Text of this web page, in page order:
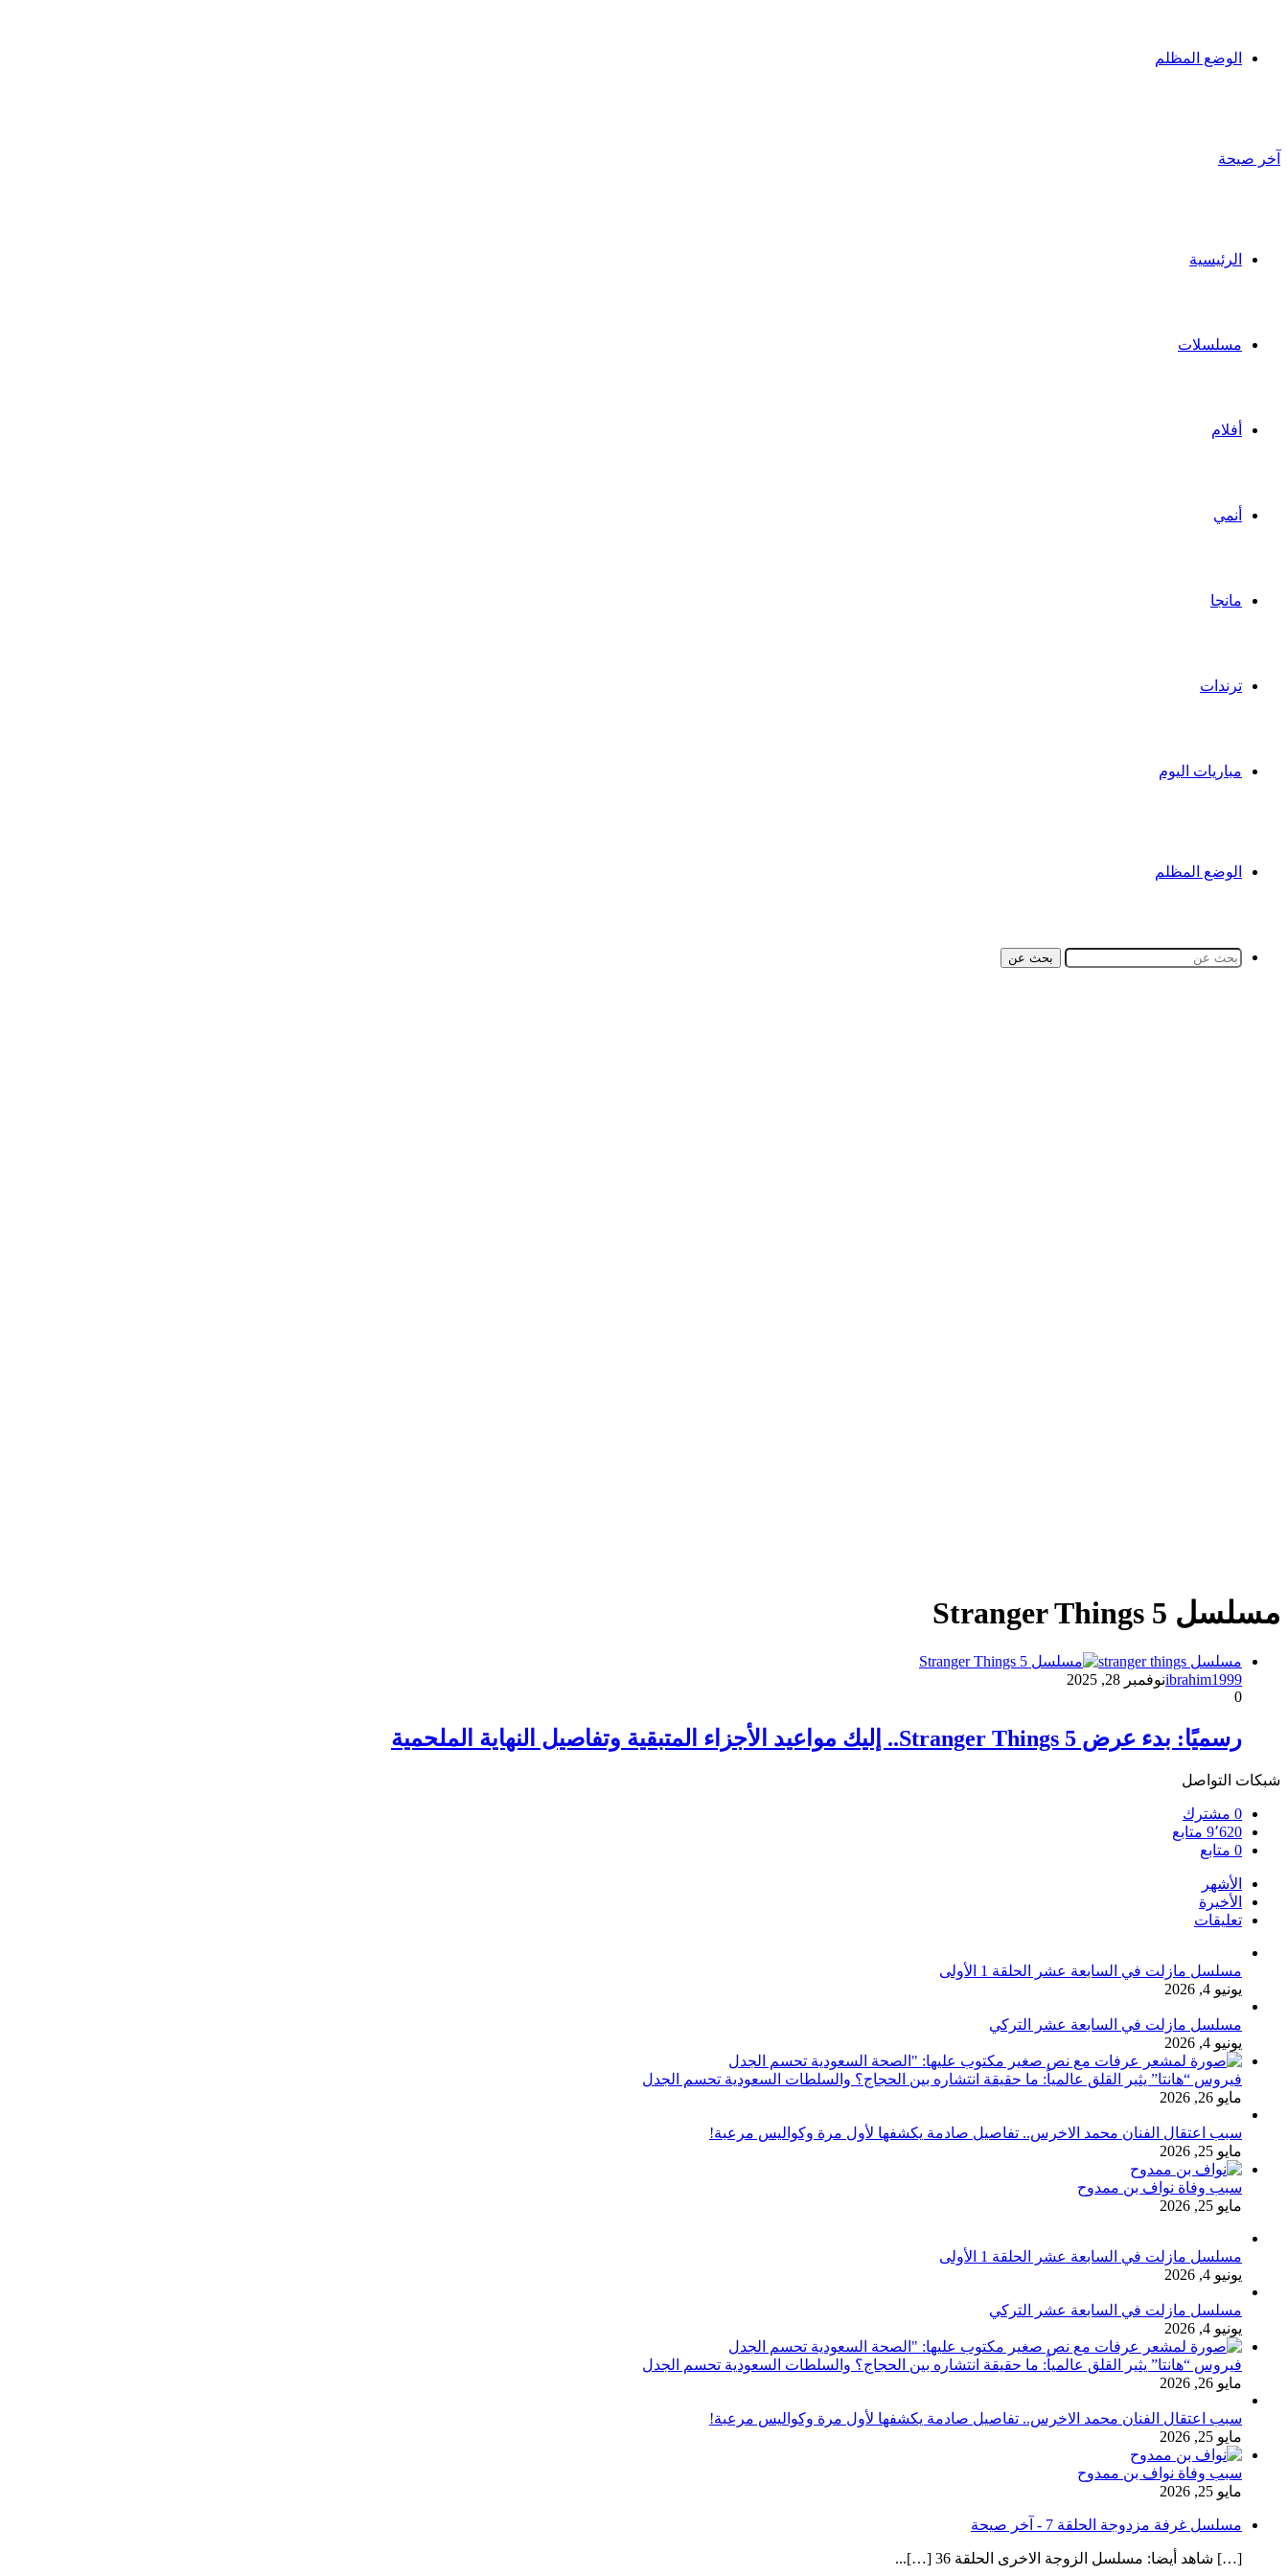
الوضع المظلم
آخر صيحة
الرئيسية
مسلسلات
أفلام
أنمي
مانجا
ترندات
مباريات اليوم
الوضع المظلم
بحث عن
مسلسل Stranger Things 5
مسلسل stranger things
ibrahim1999نوفمبر 28, 2025
0
رسميًا: بدء عرض Stranger Things 5.. إليك مواعيد الأجزاء المتبقية وتفاصيل النهاية الملحمية
شبكات التواصل
0 مشترك
9٬620 متابع
0 متابع
الأشهر
الأخيرة
تعليقات
مسلسل مازلت في السابعة عشر الحلقة 1 الأولى
يونيو 4, 2026
مسلسل مازلت في السابعة عشر التركي
يونيو 4, 2026
فيروس “هانتا” يثير القلق عالمياً: ما حقيقة انتشاره بين الحجاج؟ والسلطات السعودية تحسم الجدل
مايو 26, 2026
سبب اعتقال الفنان محمد الاخرس.. تفاصيل صادمة يكشفها لأول مرة وكواليس مرعبة!
مايو 25, 2026
سبب وفاة نواف بن ممدوح
مايو 25, 2026
مسلسل مازلت في السابعة عشر الحلقة 1 الأولى
يونيو 4, 2026
مسلسل مازلت في السابعة عشر التركي
يونيو 4, 2026
فيروس “هانتا” يثير القلق عالمياً: ما حقيقة انتشاره بين الحجاج؟ والسلطات السعودية تحسم الجدل
مايو 26, 2026
سبب اعتقال الفنان محمد الاخرس.. تفاصيل صادمة يكشفها لأول مرة وكواليس مرعبة!
مايو 25, 2026
سبب وفاة نواف بن ممدوح
مايو 25, 2026
مسلسل غرفة مزدوجة الحلقة 7 - آخر صيحة
[…] شاهد أيضا: مسلسل الزوجة الاخرى الحلقة 36 […]...